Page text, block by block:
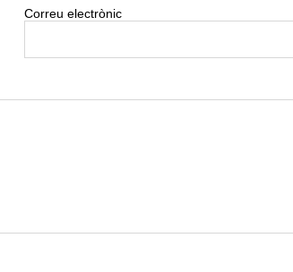
Correu electrònic